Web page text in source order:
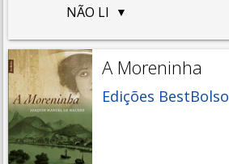
NÃO LI
A Moreninha
Edições BestBolso